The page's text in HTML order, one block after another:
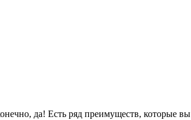
да! Есть ряд преимуществ, которые вы